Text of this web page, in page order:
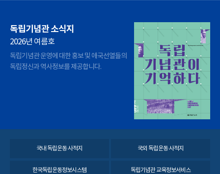
독립기념관 소식지
2026년 여름호
독립기념관 운영에 대한 홍보 및 애국선열들의
독립정신과 역사정보를 제공합니다.
국내 독립운동 사적지 국외 독립운동 사적지
한국독립운동정보시스템 독립기념관 교육정보서비스